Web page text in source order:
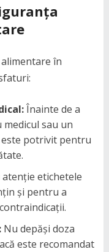
în
Înainte de a
sau un
potrivit pentru
etichetele
și pentru a
Nu depăși doza
este recomandat